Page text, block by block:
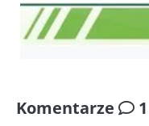
Komentarze 1